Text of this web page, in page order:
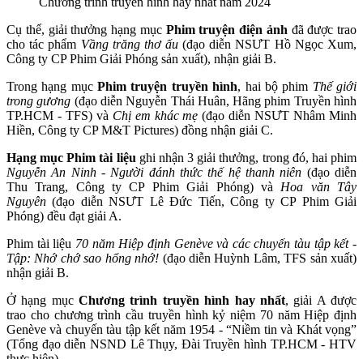
Cụ thể, giải thưởng hạng mục Phim truyện điện ảnh đã được trao
cho tác phẩm Vầng trăng thơ ấu (đạo diễn NSƯT Hồ Ngọc Xum,
Công ty CP Phim Giải Phóng sản xuất), nhận giải B.
Trong hạng mụcPhim truyện truyền hình, hai bộ phim Thế giới
trong gương (đạo diễn Nguyễn Thái Huân, Hãng phim Truyền hình
TP.HCM - TFS) và Chị em khác mẹ (đạo diễn NSƯT Nhâm Minh
Hiền, Công ty CP M&T Pictures) đồng nhận giải C.
Hạng mục Phim tài liệu ghi nhận 3 giải thưởng, trong đó, hai phim
Nguyễn An Ninh - Người đánh thức thế hệ thanh niên (đạo diễn
Thu Trang, Công ty CP Phim Giải Phóng) và Hoa văn Tây
Nguyên (đạo diễn NSƯT Lê Đức Tiến, Công ty CP Phim Giải
Phóng) đều đạt giải A.
Phim tài liệu 70 năm Hiệp định Genève và các chuyến tàu tập kết -
Tập: Nhớ chớ sao hổng nhớ! (đạo diễn Huỳnh Lâm, TFS sản xuất)
nhận giải B.
Ở hạng mụcChương trình truyền hình hay nhất, giải A được
trao cho chương trình cầu truyền hình kỷ niệm 70 năm Hiệp định
Genève và chuyến tàu tập kết năm 1954 - “Niềm tin và Khát vọng”
(Tổng đạo diễn NSND Lê Thụy, Đài Truyền hình TP.HCM - HTV